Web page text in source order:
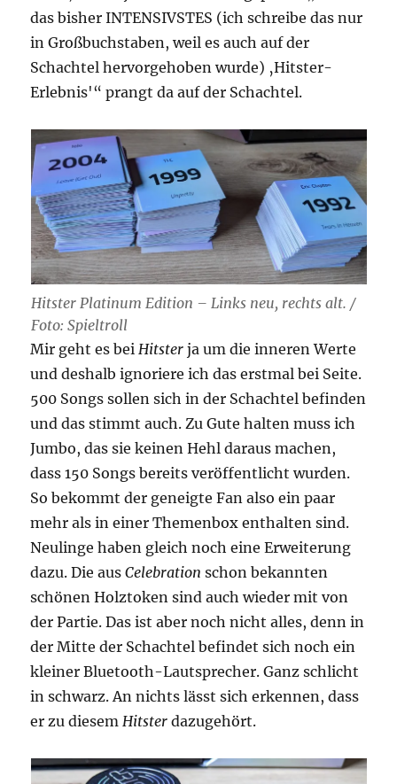
das bisher INTENSIVSTES (ich schreibe das nur
in Großbuchstaben, weil es auch auf der
Schachtel hervorgehoben wurde) ‚Hitster-
Erlebnis'“ prangt da auf der Schachtel.
Hitster Platinum Edition – Links neu, rechts alt. /
Foto: Spieltroll
Mir geht es bei Hitster ja um die inneren Werte
und deshalb ignoriere ich das erstmal bei Seite.
500 Songs sollen sich in der Schachtel befinden
und das stimmt auch. Zu Gute halten muss ich
Jumbo, das sie keinen Hehl daraus machen,
dass 150 Songs bereits veröffentlicht wurden.
So bekommt der geneigte Fan also ein paar
mehr als in einer Themenbox enthalten sind.
Neulinge haben gleich noch eine Erweiterung
dazu. Die ausCelebration schon bekannten
schönen Holztoken sind auch wieder mit von
der Partie. Das ist aber noch nicht alles, denn in
der Mitte der Schachtel befindet sich noch ein
kleiner Bluetooth-Lautsprecher. Ganz schlicht
in schwarz. An nichts lässt sich erkennen, dass
er zu diesem Hitster dazugehört.